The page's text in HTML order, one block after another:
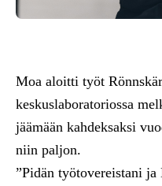
Moa aloitti työt
keskuslaboratoriossa
jäämään kahdeksaksi
niin paljon.
”Pidän työtovereistani